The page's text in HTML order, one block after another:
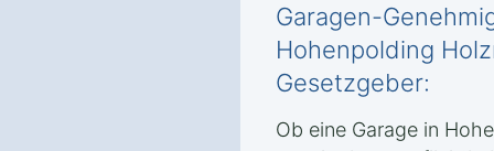
Garagen-
Hohenpolding
Gesetzgeber:
Ob eine Garage in